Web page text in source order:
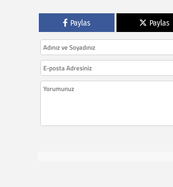
Paylas Paylas